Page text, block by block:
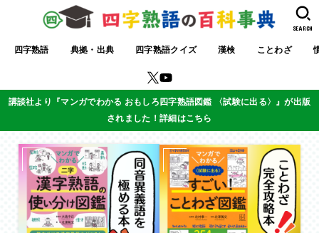
四字熟語 典拠・出典 四字熟語クイズ 漢検 ことわざ
SEARCH
講談社より『マンガでわかる おもしろ四字熟語図鑑 〈試験に出る〉』が出版
されました！詳細はこちら